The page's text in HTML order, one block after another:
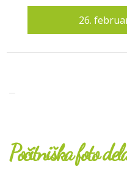
26.
Počitniška foto